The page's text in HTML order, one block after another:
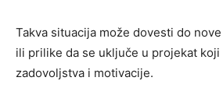
Takva situacija može dovesti do
ili prilike da se uključe u projekat
zadovoljstva i motivacije.